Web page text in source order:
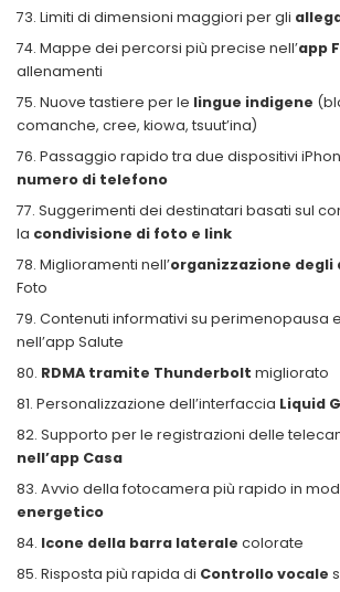
Limiti di dimensioni maggiori per gli
Mappe dei percorsi più precise nell’app
allenamenti
Nuove tastiere per le lingue indigene
comanche, cree, kiowa, tsuut’ina)
Passaggio rapido tra due dispositivi
numero di telefono
Suggerimenti dei destinatari basati sul
la condivisione di foto e link
Miglioramenti nell’organizzazione degli
Foto
Contenuti informativi su perimenopausa
nell’app Salute
RDMA tramite Thunderbolt migliorato
Personalizzazione dell’interfaccia Liquid
Supporto per le registrazioni delle
nell’app Casa
Avvio della fotocamera più rapido in
energetico
Icone della barra laterale colorate
Risposta più rapida di Controllo vocale